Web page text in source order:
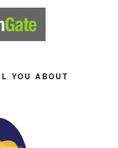
YOU ABOUT